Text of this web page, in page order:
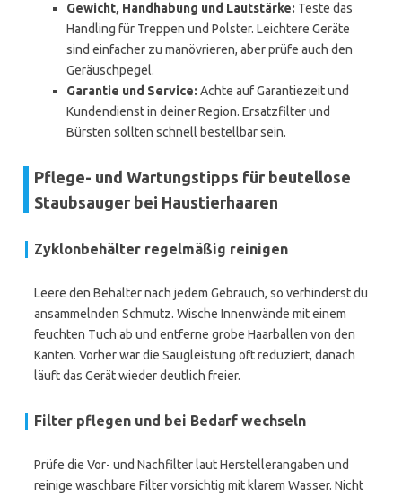
Gewicht, Handhabung und Lautstärke: Teste das
Handling für Treppen und Polster. Leichtere Geräte
sind einfacher zu manövrieren, aber prüfe auch den
Geräuschpegel.
Garantie und Service: Achte auf Garantiezeit und
Kundendienst in deiner Region. Ersatzfilter und
Bürsten sollten schnell bestellbar sein.
Pflege- und Wartungstipps für beutellose
Staubsauger bei Haustierhaaren
Zyklonbehälter regelmäßig reinigen
Leere den Behälter nach jedem Gebrauch, so verhinderst du
ansammelnden Schmutz. Wische Innenwände mit einem
feuchten Tuch ab und entferne grobe Haarballen von den
Kanten. Vorher war die Saugleistung oft reduziert, danach
läuft das Gerät wieder deutlich freier.
Filter pflegen und bei Bedarf wechseln
Prüfe die Vor- und Nachfilter laut Herstellerangaben und
reinige waschbare Filter vorsichtig mit klarem Wasser. Nicht